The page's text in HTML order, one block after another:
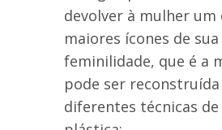
devolver à mulher um
maiores ícones de sua
feminilidade, que é a
pode ser
diferentes técnicas